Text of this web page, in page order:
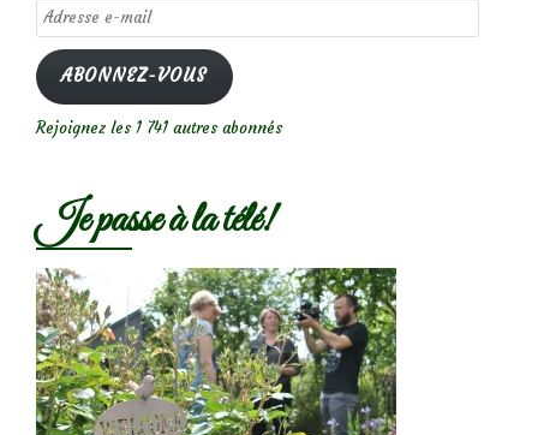
Adresse
e-
mail
ABONNEZ-VOUS
Rejoignez les 1 741 autres abonnés
Je passe à la télé!